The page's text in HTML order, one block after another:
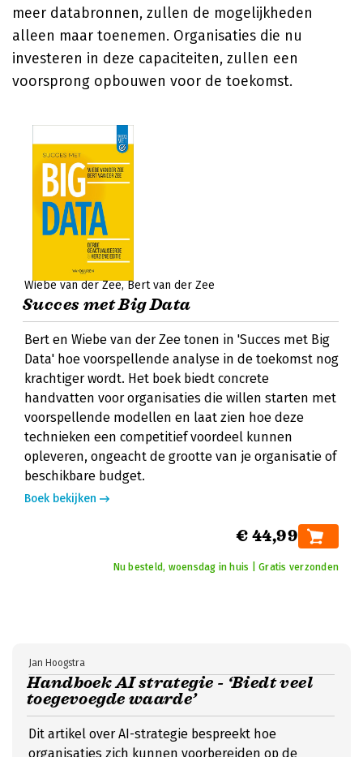
meer databronnen, zullen de mogelijkheden
alleen maar toenemen. Organisaties die nu
investeren in deze capaciteiten, zullen een
voorsprong opbouwen voor de toekomst.
Wiebe van der Zee Bert van der Zee
Succes met Big Data
Bert en Wiebe van der Zee tonen in 'Succes met Big
Data' hoe voorspellende analyse in de toekomst nog
krachtiger wordt. Het boek biedt concrete
handvatten voor organisaties die willen starten met
voorspellende modellen en laat zien hoe deze
technieken een competitief voordeel kunnen
opleveren, ongeacht de grootte van je organisatie of
beschikbare budget.
Boek bekijken
€ 44,99
Nu besteld, woensdag in huis | Gratis verzonden
Handboek AI strategie - ‘Biedt veel
toegevoegde waarde’
Jan Hoogstra
Dit artikel over AI-strategie bespreekt hoe
organisaties zich kunnen voorbereiden op de